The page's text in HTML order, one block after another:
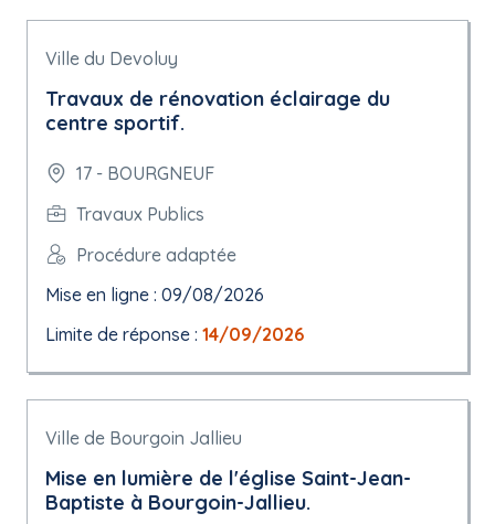
Ville du Devoluy
Travaux de rénovation éclairage du
centre sportif.
17 - BOURGNEUF
Travaux Publics
Procédure adaptée
Mise en ligne : 09/08/2026
Limite de réponse : 14/09/2026
Ville de Bourgoin Jallieu
Mise en lumière de l'église Saint-Jean-
Baptiste à Bourgoin-Jallieu.